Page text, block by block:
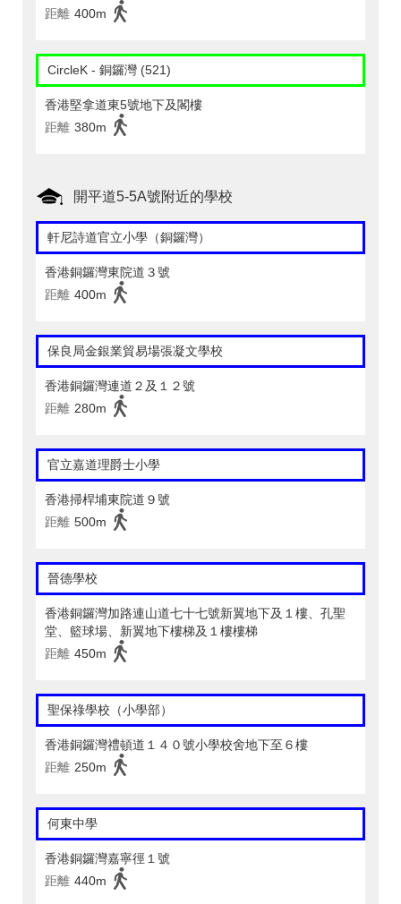
距離 400m
CircleK - 銅鑼灣 (521)
香港堅拿道東5號地下及閣樓
距離 380m
開平道5-5A號附近的學校
軒尼詩道官立小學（銅鑼灣）
香港銅鑼灣東院道３號
距離 400m
保良局金銀業貿易場張凝文學校
香港銅鑼灣連道２及１２號
距離 280m
官立嘉道理爵士小學
香港掃桿埔東院道９號
距離 500m
晉德學校
香港銅鑼灣加路連山道七十七號新翼地下及１樓、孔聖
堂、籃球場、新翼地下樓梯及１樓樓梯
距離 450m
聖保祿學校（小學部）
香港銅鑼灣禮頓道１４０號小學校舍地下至６樓
距離 250m
何東中學
香港銅鑼灣嘉寧徑１號
距離 440m